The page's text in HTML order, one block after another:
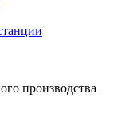
производства